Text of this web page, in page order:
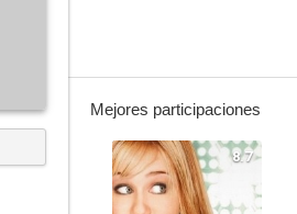
Mejores participaciones
8.7